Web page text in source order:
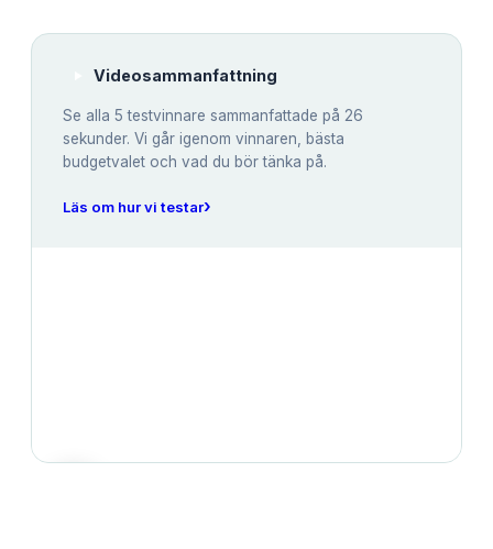
Videosammanfattning
Se alla 5 testvinnare sammanfattade på 26
sekunder. Vi går igenom vinnaren, bästa
budgetvalet och vad du bör tänka på.
Läs om hur vi testar›